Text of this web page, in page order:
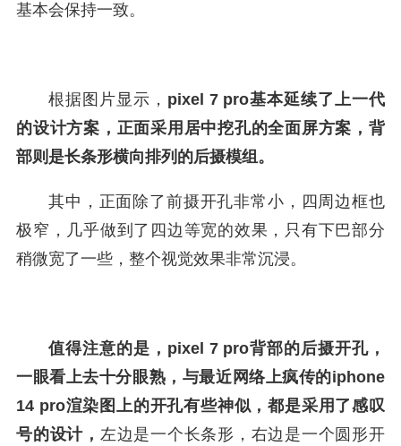
基本会保持一致。
根据图片显示， pixel 7 pro基本延续了上一代
的设计方案，正面采用居中挖孔的全面屏方案，背
部则是长条形横向排列的后摄模组。
其中，正面除了前摄开孔非常小，四周边框也
极窄，几乎做到了四边等宽的效果，只有下巴部分
稍微宽了一些，整个视觉效果非常沉浸。
值得注意的是，pixel 7 pro背部的后摄开孔，
一眼看上去十分眼熟，与最近网络上疯传的iphone
14 pro渲染图上的开孔有些神似，都是采用了感叹
号的设计， 左边是一个长条形，右边是一个圆形开